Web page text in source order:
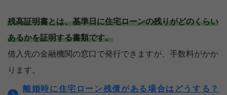
残高証明書とは、基準日に住宅ローンの残りがどのくらい
あるかを証明する書類です。
借入先の金融機関の窓口で発行できますが、手数料がかか
ります。
離婚時に住宅ローン残債がある場合はどうする？